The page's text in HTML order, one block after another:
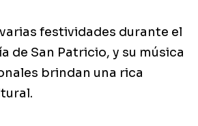
festividades durante el
de San Patricio, y su música
brindan una rica